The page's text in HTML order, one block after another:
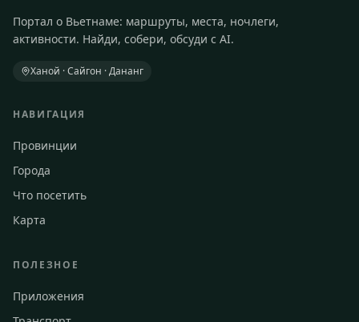
Портал о Вьетнаме: маршруты, места, ночлеги,
активности. Найди, собери, обсуди с AI.
Ханой · Сайгон · Дананг
НАВИГАЦИЯ
Провинции
Города
Что посетить
Карта
ПОЛЕЗНОЕ
Приложения